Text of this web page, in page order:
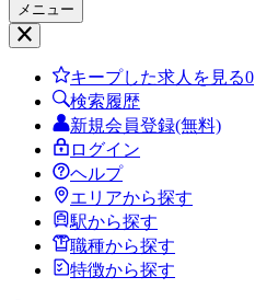
メニュー
キープした求人を見る0
検索履歴
新規会員登録(無料)
ログイン
ヘルプ
エリアから探す
駅から探す
職種から探す
特徴から探す